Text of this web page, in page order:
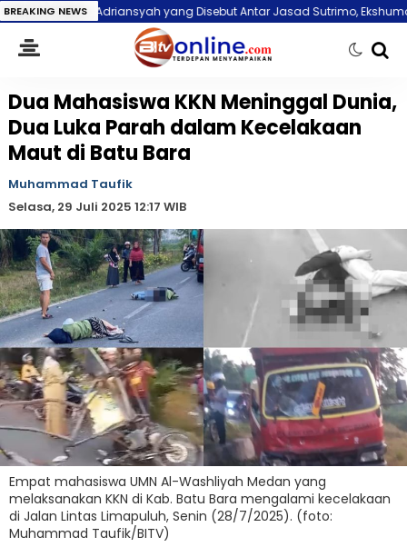
BREAKING NEWSyang Disebut Antar Jasad Sutrimo, Ekshumasi Segera
Dua Mahasiswa KKN Meninggal Dunia,
Dua Luka Parah dalam Kecelakaan
Maut di Batu Bara
Muhammad Taufik
Selasa, 29 Juli 2025 12:17 WIB
Empat mahasiswa UMN Al-Washliyah Medan yang
melaksanakan KKN di Kab. Batu Bara mengalami kecelakaan
di Jalan Lintas Limapuluh, Senin (28/7/2025). (foto:
Muhammad Taufik/BITV)